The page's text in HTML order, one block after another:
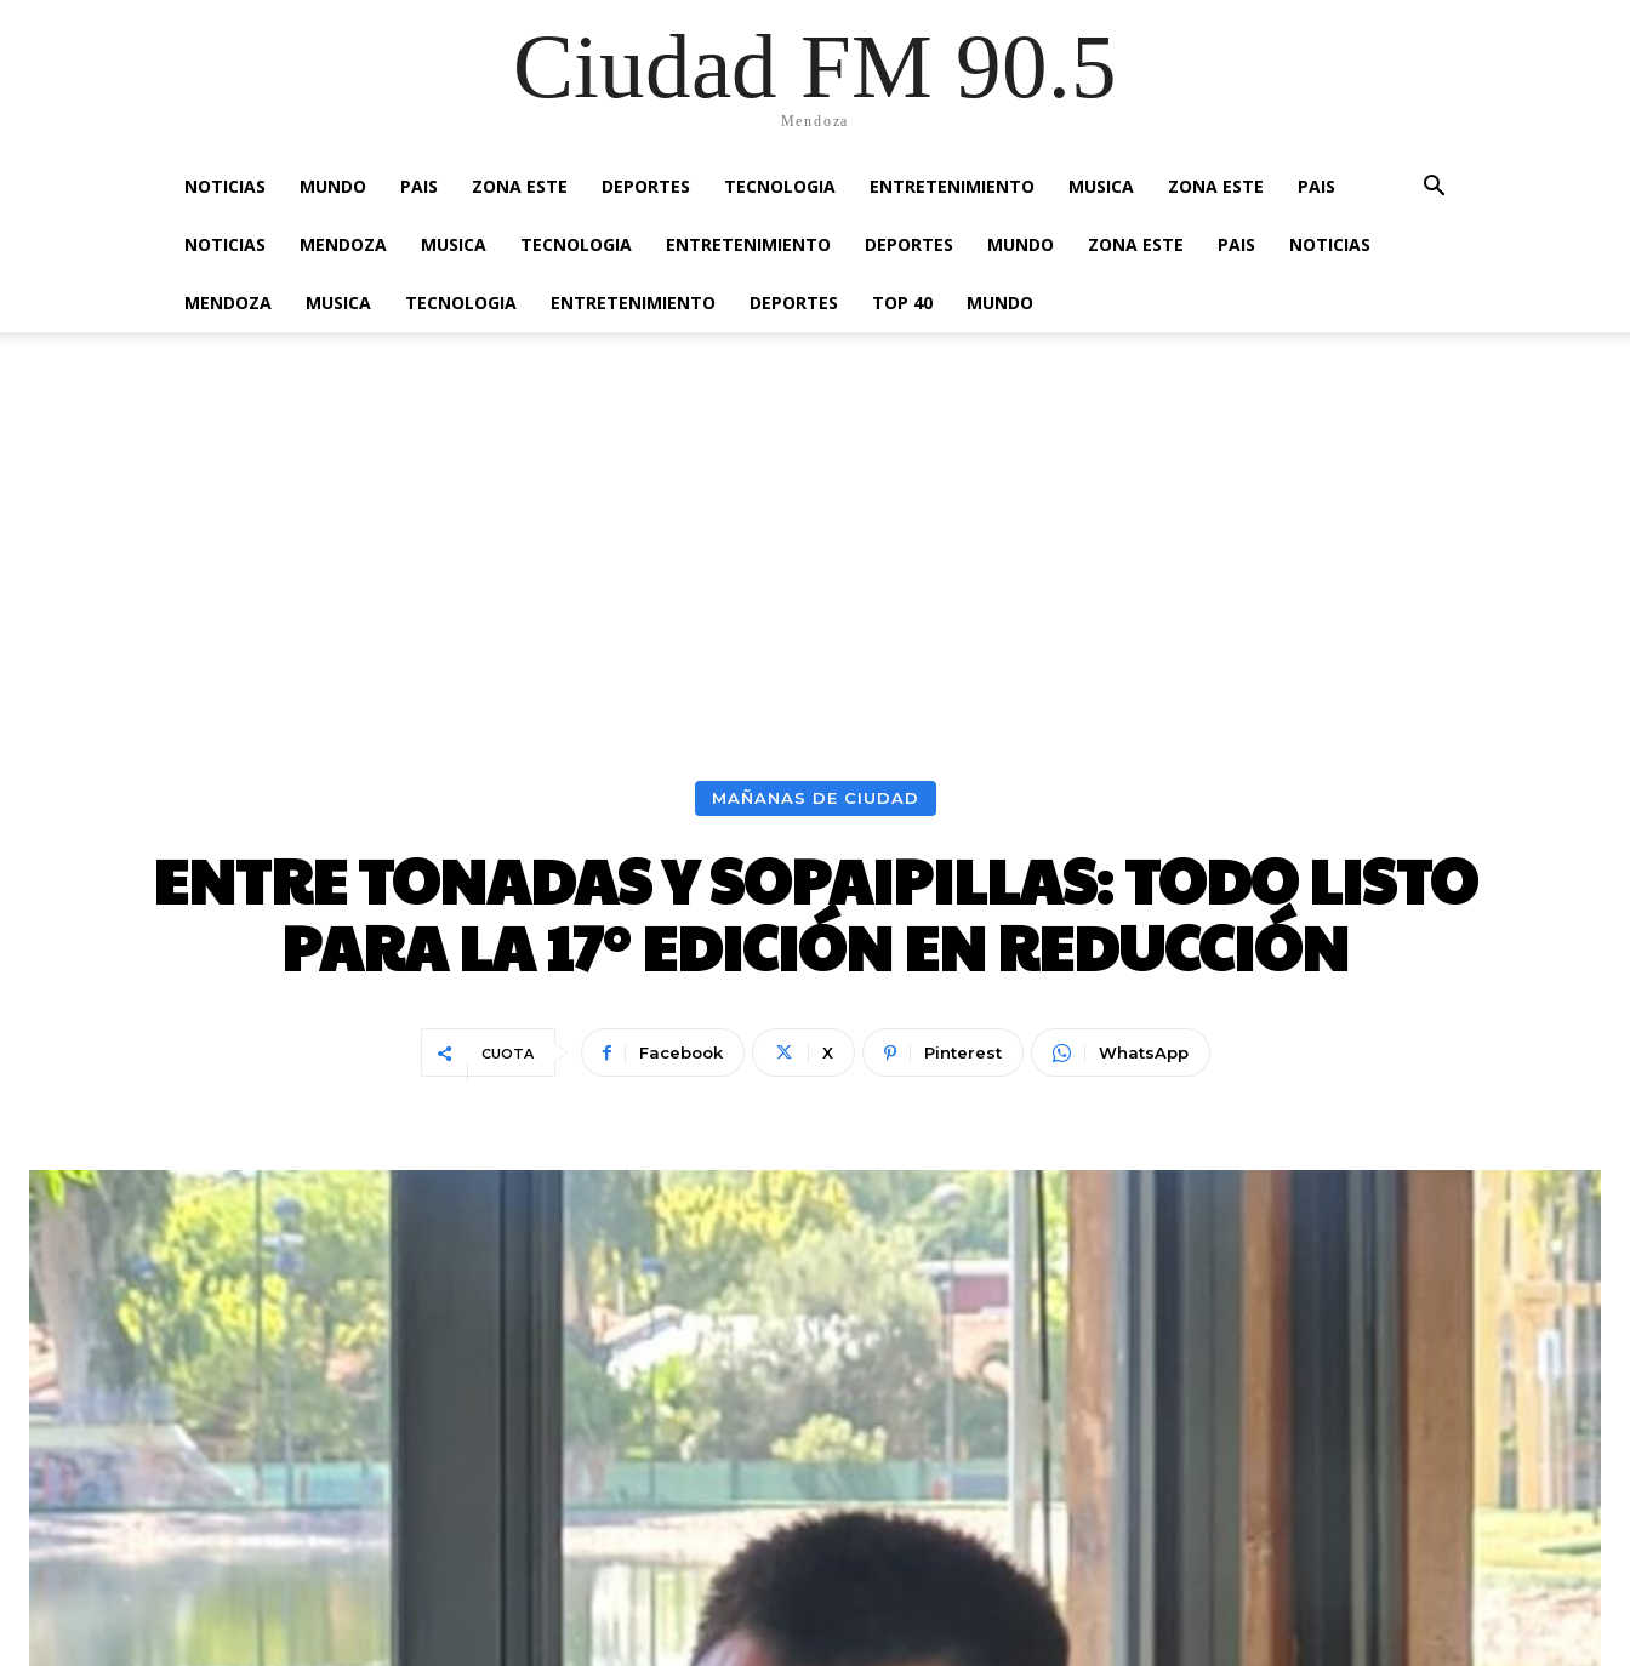
Ciudad FM 90.5
Mendoza
NOTICIAS MUNDO PAIS ZONA ESTE DEPORTES TECNOLOGIA ENTRETENIMIENTO MUSICA ZONA ESTE PAIS
NOTICIAS MENDOZA MUSICA TECNOLOGIA ENTRETENIMIENTO DEPORTES MUNDO ZONA ESTE PAIS NOTICIAS
MENDOZA MUSICA TECNOLOGIA ENTRETENIMIENTO DEPORTES TOP 40 MUNDO
MAÑANAS DE CIUDAD
ENTRE TONADAS Y SOPAIPILLAS: TODO LISTO
PARA LA 17° EDICIÓN EN REDUCCIÓN
CUOTA Facebook X Pinterest WhatsApp